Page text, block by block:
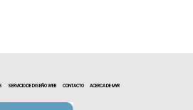
SERVICIO DE DISEÑO WEB CONTACTO ACERCA DE MYR